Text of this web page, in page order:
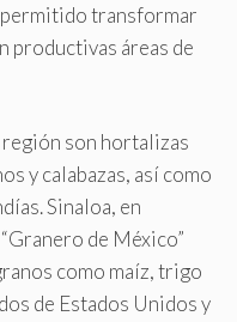
transformar
productivas áreas de
son hortalizas
y calabazas, así como
Sinaloa, en
de México”
como maíz, trigo
de Estados Unidos y